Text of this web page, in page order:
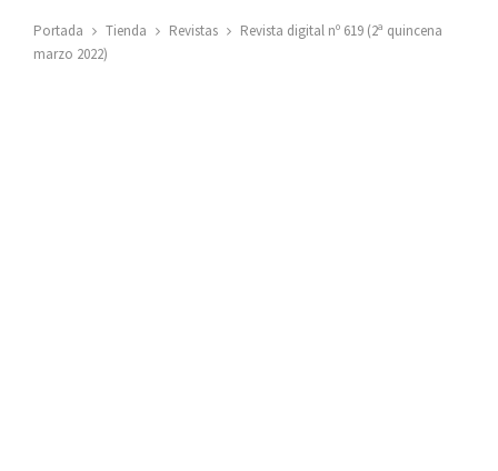
Portada Tienda Revistas
Revista digital nº 619 (2ª quincena
marzo 2022)